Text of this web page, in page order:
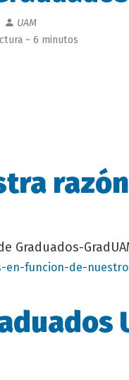
UAM
~ 6 minutos
Graduados-
en-funcion-de-